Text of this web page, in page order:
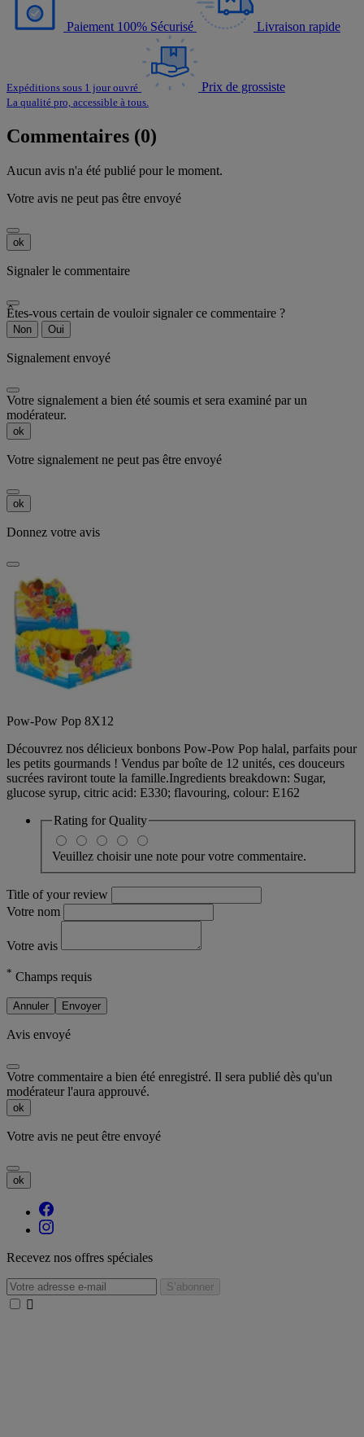
Paiement 100% Sécurisé Livraison rapide
Expéditions sous 1 jour ouvré Prix de grossiste
La qualité pro, accessible à tous.
Commentaires (0)
Aucun avis n'a été publié pour le moment.
Votre avis ne peut pas être envoyé
ok
Signaler le commentaire
Êtes-vous certain de vouloir signaler ce commentaire ?
Non Oui
Signalement envoyé
Votre signalement a bien été soumis et sera examiné par un
modérateur.
ok
Votre signalement ne peut pas être envoyé
ok
Donnez votre avis
Pow-Pow Pop 8X12
Découvrez nos délicieux bonbons Pow-Pow Pop halal, parfaits pour
les petits gourmands ! Vendus par boîte de 12 unités, ces douceurs
sucrées raviront toute la famille.Ingredients breakdown: Sugar,
glucose syrup, citric acid: E330; flavouring, colour: E162
Rating forQuality
Veuillez choisir une note pour votre commentaire.
Title of your review
Votre nom
Votre avis
* Champs requis
Annuler Envoyer
Avis envoyé
Votre commentaire a bien été enregistré. Il sera publié dès qu'un
modérateur l'aura approuvé.
ok
Votre avis ne peut être envoyé
ok
Recevez nos offres spéciales
